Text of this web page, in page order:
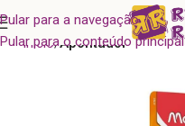
Pular para a navegação
Pular para o conteúdo principal
Início Apontador